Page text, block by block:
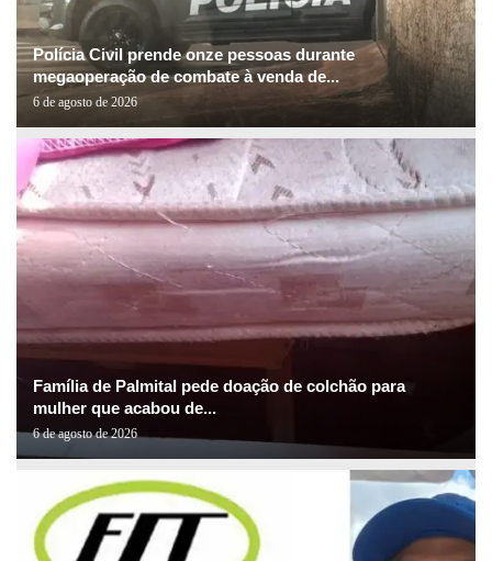
Polícia Civil prende onze pessoas durante
megaoperação de combate à venda de...
6 de agosto de 2026
Família de Palmital pede doação de colchão para
mulher que acabou de...
6 de agosto de 2026